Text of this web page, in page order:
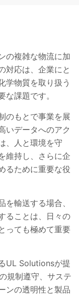
の複雑な物流に加
対応は、企業にと
学物質を取り扱う
課題です。
のもとで事業を展
いデータへのアク
、人と環境を守
維持し、さらに企
るために重要な役
輸送する場合、
ることは、日々の
っても極めて重要
UL Solutionsが提
規制遵守、サステ
ンの透明性と製品